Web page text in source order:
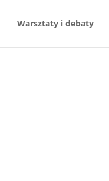
Warsztaty i debaty